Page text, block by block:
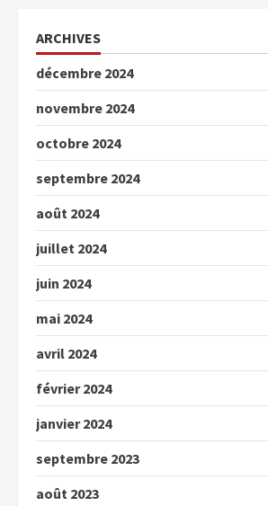
ARCHIVES
décembre 2024
novembre 2024
octobre 2024
septembre 2024
août 2024
juillet 2024
juin 2024
mai 2024
avril 2024
février 2024
janvier 2024
septembre 2023
août 2023